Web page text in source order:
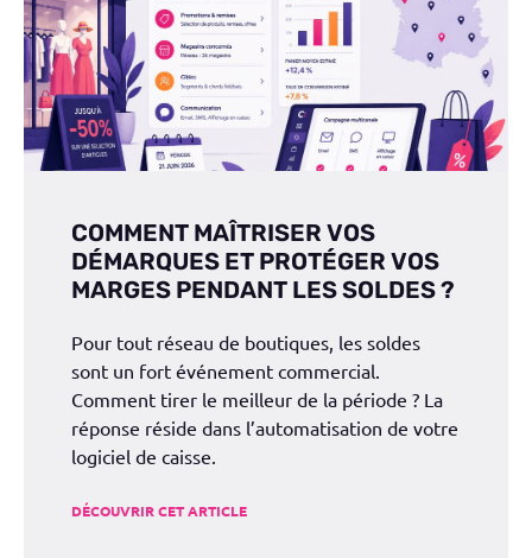
COMMENT MAÎTRISER VOS
DÉMARQUES ET PROTÉGER VOS
MARGES PENDANT LES SOLDES ?
Pour tout réseau de boutiques, les soldes
sont un fort événement commercial.
Comment tirer le meilleur de la période ? La
réponse réside dans l’automatisation de votre
logiciel de caisse.
DÉCOUVRIR CET ARTICLE